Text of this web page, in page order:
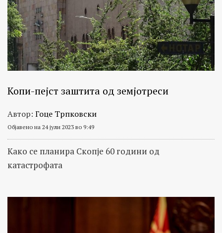
Копи-пејст заштита од земјотреси
Автор: Гоце Трпковски
Објавено на 24 јули 2023 во 9:49
Како се планира Скопје 60 години од
катастрофата